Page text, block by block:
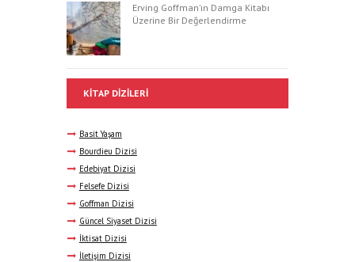
Erving Goffman’ın Damga Kitabı
Üzerine Bir Değerlendirme
KITAP DIZILERI
Basit Yaşam
Bourdieu Dizisi
Edebiyat Dizisi
Felsefe Dizisi
Goffman Dizisi
Güncel Siyaset Dizisi
İktisat Dizisi
İletişim Dizisi